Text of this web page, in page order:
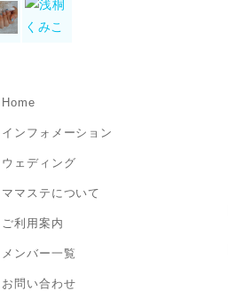
Home
インフォメーション
ウェディング
ママステについて
ご利用案内
メンバー一覧
お問い合わせ